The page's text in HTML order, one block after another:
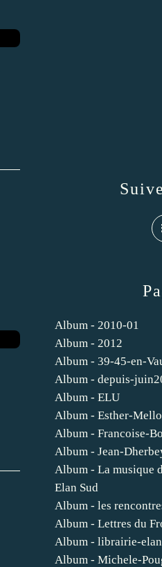
Album - 2010-01
Album - 2012
Album - 39-45-en-
Album - depuis-
Album - ELU
Album - Esther-Mello
Album - Francoise-
Album - Jean-
Album - La musique
Elan Sud
Album - les
Album - Lettres du
Album - librairie-
Album - Michele-